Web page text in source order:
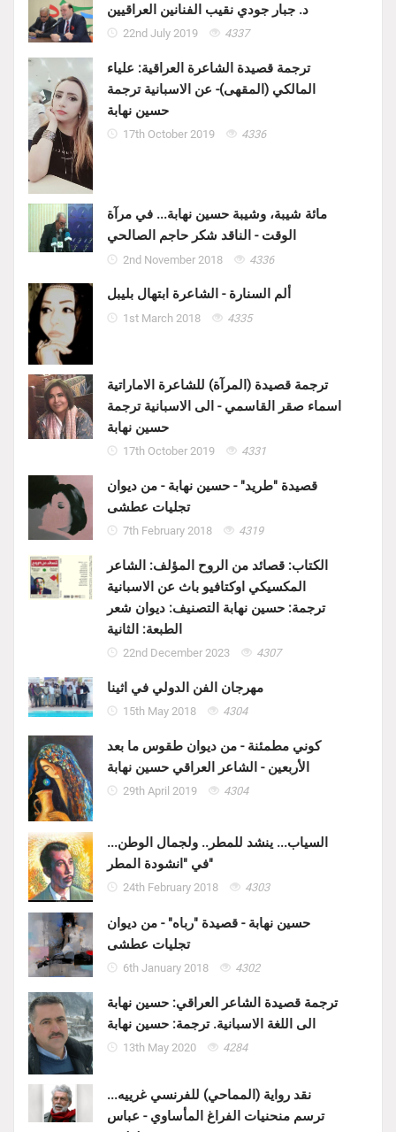
د. جبار جودي نقيب الفنانين العراقيين
22nd July 2019 4337
ترجمة قصيدة الشاعرة العراقية: علياء
المالكي (المقهى)- عن الاسبانية ترجمة
حسين نهابة
17th October 2019 4336
مائة شيبة، وشيبة حسين نهابة... في مرآة
الوقت - الناقد شكر حاجم الصالحي
2nd November 2018 4336
ألم السنارة - الشاعرة ابتهال بليبل
1st March 2018 4335
ترجمة قصيدة (المرآة) للشاعرة الاماراتية
اسماء صقر القاسمي - الى الاسبانية ترجمة
حسين نهابة
17th October 2019 4331
قصيدة "طريد" - حسين نهابة - من ديوان
تجليات عطشى
7th February 2018 4319
الكتاب: قصائد من الروح المؤلف: الشاعر
المكسيكي اوكتافيو باث عن الاسبانية
ترجمة: حسين نهابة التصنيف: ديوان شعر
الطبعة: الثانية
22nd December 2023 4307
مهرجان الفن الدولي في اثينا
15th May 2018 4304
كوني مطمئنة - من ديوان طقوس ما بعد
الأربعين - الشاعر العراقي حسين نهابة
29th April 2019 4304
السياب... ينشد للمطر.. ولجمال الوطن...
في "انشودة المطر"
24th February 2018 4303
حسين نهابة - قصيدة "رباه" - من ديوان
تجليات عطشى
6th January 2018 4302
ترجمة قصيدة الشاعر العراقي: حسين نهابة
الى اللغة الاسبانية. ترجمة: حسين نهابة
13th May 2020 4284
نقد رواية (المماحي) للفرنسي غرييه...
ترسم منحنيات الفراغ المأساوي - عباس